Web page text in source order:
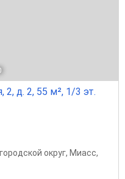
2, д. 2, 55 м², 1/3 эт.
округ, Миасс,